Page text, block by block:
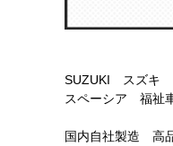
SUZUKI スズキ
スペーシア 福祉
国内自社製造 高